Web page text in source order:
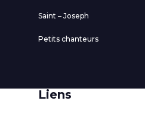
Saint – Joseph
Petits chanteurs
Liens